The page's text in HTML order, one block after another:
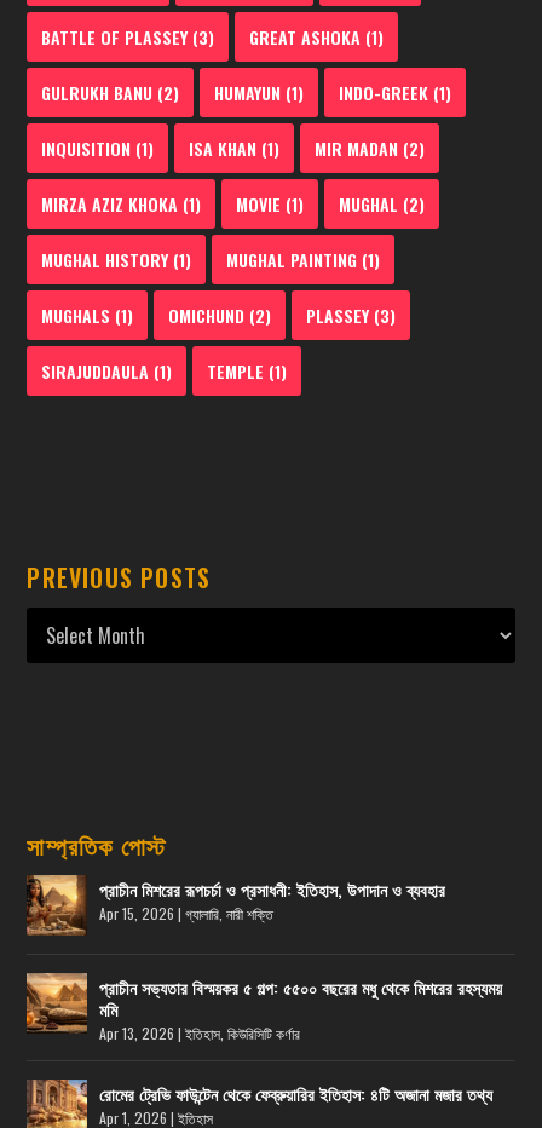
BATTLE OF PLASSEY(3) GREAT ASHOKA (1)
GULRUKH BANU (2) HUMAYUN (1) INDO-GREEK (1)
INQUISITION (1) ISA KHAN (1) MIR MADAN (2)
MIRZA AZIZ KHOKA (1) MOVIE (1) MUGHAL (2)
MUGHAL HISTORY(1) MUGHAL PAINTING (1)
MUGHALS (1) OMICHUND (2) PLASSEY(3)
SIRAJUDDAULA (1) TEMPLE (1)
PREVIOUS POSTS
সাম্প্রতিক পোস্ট
প্রাচীন মিশরের রূপচর্চা ও প্রসাধনী: ইতিহাস, উপাদান ও ব্যবহার
Apr 15, 2026 |গ্যালারি ,নারী শক্তি
প্রাচীন সভ্যতার বিস্ময়কর ৫ গল্প: ৫৫০০ বছরের মধু থেকে মিশরের রহস্যময়
মমি
Apr 13, 2026 |ইতিহাস ,কিউরিসিটি কর্ণার
রোমের ট্রেভি ফাউন্টেন থেকে ফেব্রুয়ারির ইতিহাস: ৪টি অজানা মজার তথ্য
Apr 1, 2026 |ইতিহাস